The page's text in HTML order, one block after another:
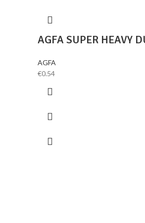
AGFA SUPER HEAVY
AGFA
€0.54